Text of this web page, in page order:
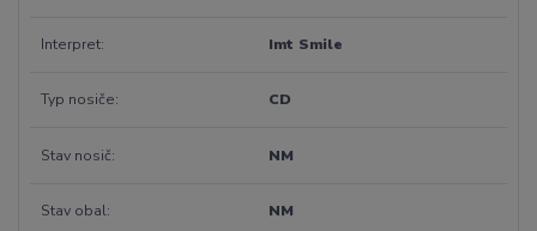
Interpret Imt Smile
Typ nosiče CD
Stav nosič NM
Stav obal NM